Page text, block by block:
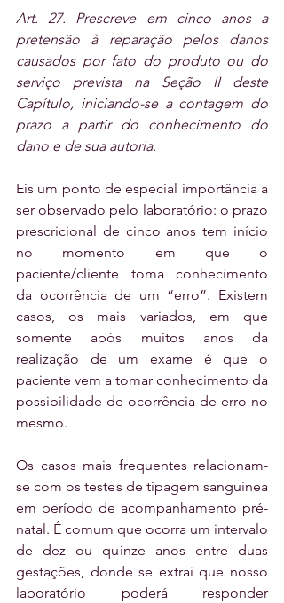
Art. 27. Prescreve em cinco anos a
pretensão à reparação pelos danos
causados por fato do produto ou do
serviço prevista na Seção II deste
Capítulo, iniciando-se a contagem do
prazo a partir do conhecimento do
dano e de sua autoria.
Eis um ponto de especial importância a
ser observado pelo laboratório: o prazo
prescricional de cinco anos tem início
no momento em que o
paciente/cliente toma conhecimento
da ocorrência de um “erro”. Existem
casos, os mais variados, em que
somente após muitos anos da
realização de um exame é que o
paciente vem a tomar conhecimento da
possibilidade de ocorrência de erro no
mesmo.
Os casos mais frequentes relacionam-
se com os testes de tipagem sanguínea
em período de acompanhamento pré-
natal. É comum que ocorra um intervalo
de dez ou quinze anos entre duas
gestações, donde se extrai que nosso
laboratório poderá responder